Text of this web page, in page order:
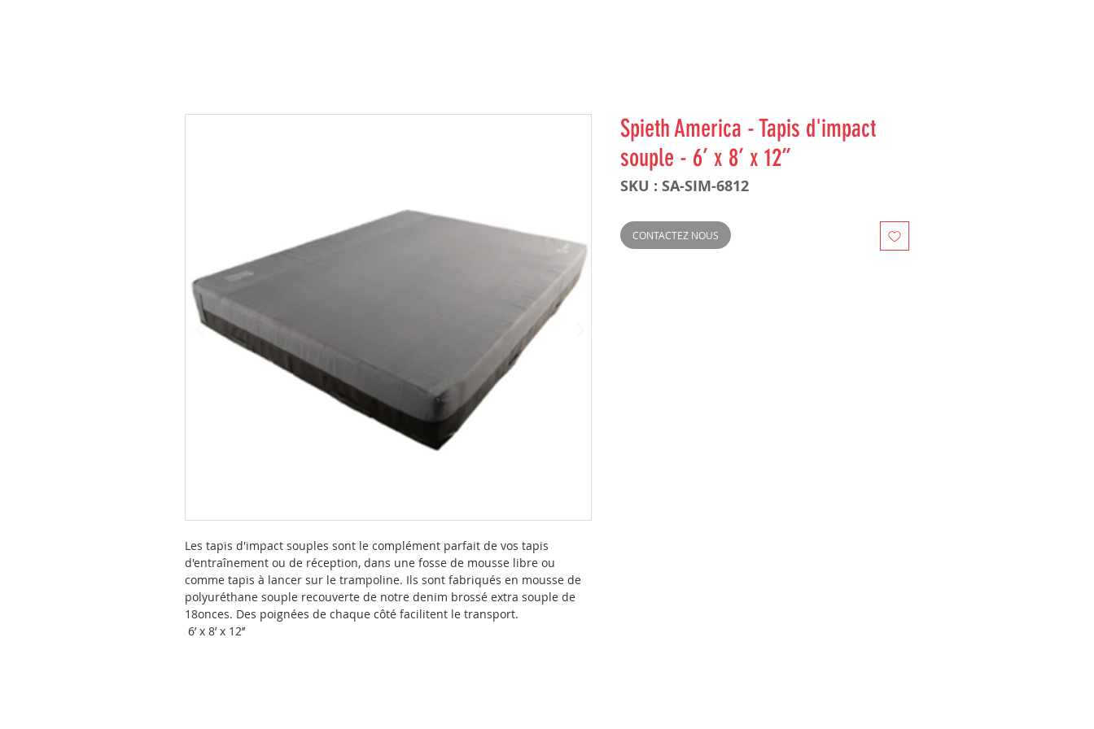
Les tapis d'impact souples sont le complément parfait de vos tapis
d'entraînement ou de réception, dans une fosse de mousse libre ou
comme tapis à lancer sur le trampoline. Ils sont fabriqués en mousse de
polyuréthane souple recouverte de notre denim brossé extra souple de
18onces. Des poignées de chaque côté facilitent le transport.
6’ x 8’ x 12’’
Spieth America - Tapis d'impact
souple - 6’ x 8’ x 12’’
SKU : SA-SIM-6812
CONTACTEZ NOUS